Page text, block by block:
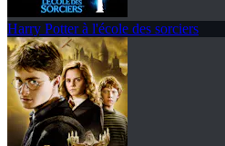
Harry Potter à l'école des sorciers